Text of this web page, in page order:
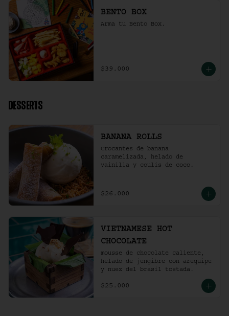
BENTO BOX
Arma tu Bento Box.
$39.000
DESSERTS
BANANA ROLLS
Crocantes de banana
caramelizada, helado de
vainilla y coulis de coco.
$26.000
VIETNAMESE HOT
CHOCOLATE
mousse de chocolate caliente,
helado de jengibre con arequipe
y nuez del brasil tostada.
$25.000